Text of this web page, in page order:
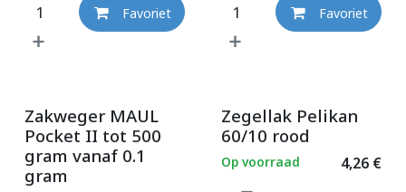
Favoriet Favoriet
Zakweger MAUL
Pocket II tot 500
gram vanaf 0.1
gram
Zegellak Pelikan
60/10 rood
4,26€
Op voorraad